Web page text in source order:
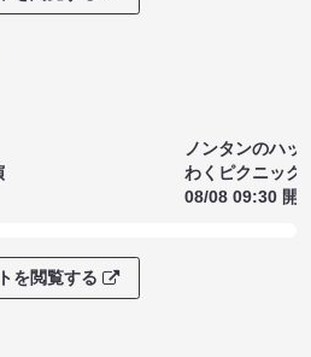
ノンタンのハッ
わくピクニック
08/08 09:30 開
を閲覧する